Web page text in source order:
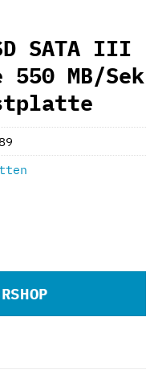
SATA III
550 MB/Sek